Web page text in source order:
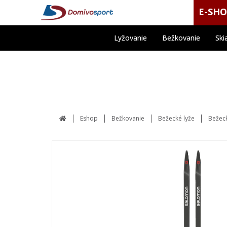
E-
Lyžovanie Bežkovanie
Eshop Bežkovanie Bežecké lyže